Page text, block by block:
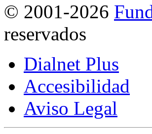
© 2001-2026
reservados
Dialnet Plus
Accesibilidad
Aviso Legal